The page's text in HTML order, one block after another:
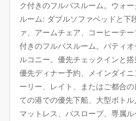
ク付きのフルバスルーム。ウォ
ルーム: ダブルソファベッドと下
ァ、アームチェア、コーヒーテ
付きのフルバスルーム。パティ
ルコニー。優先チェックインと
優先ディナー予約、メインダイ
ーリー、レイト、またはご都合
ての港での優先下船、大型ボト
マットレス、バスローブ、専属